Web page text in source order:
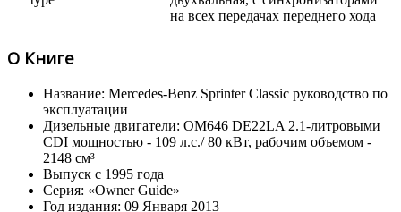
на всех передачах переднего хода
О Книге
Название: Mercedes-Benz Sprinter Classic руководство по
эксплуатации
Дизельные двигатели: OM646 DE22LA 2.1-литровыми
CDI мощностью - 109 л.с./ 80 кВт, рабочим объемом -
2148 см³
Выпуск с 1995 года
Серия: «Owner Guide»
Год издания: 09 Января 2013